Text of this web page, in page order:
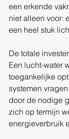
een erkende
niet alleen voor:
een heel stuk
De totale
Een lucht-water
toegankelijke
systemen
door de nodige
zich op termijn
energieverbruik